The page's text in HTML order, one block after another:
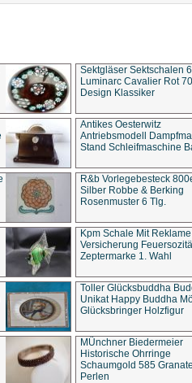
Sektgläser Sektschalen
Luminarc Cavalier Rot
Design Klassiker
Antikes Oesterwitz
Antriebsmodell
Stand Schleifmaschine
R&b Vorlegebesteck
Silber Robbe & Berking
Rosenmuster 6 Tlg.
Kpm Schale Mit Reklame
Versicherung
Zeptermarke 1. Wahl
Toller Glücksbuddha
Unikat Happy Buddha
Glücksbringer Holzfigur
MÜnchner Biedermeier
Historische Ohrringe
Schaumgold 585
Perlen